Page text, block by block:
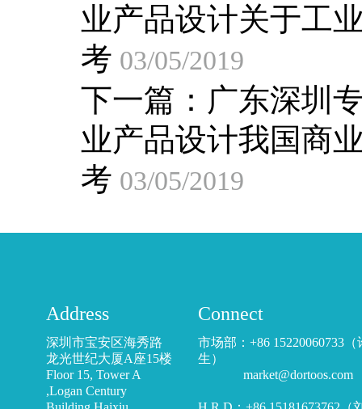
业产品设计关于工
考 03/05/2019
下一篇： 广东深圳
业产品设计我国商
考 03/05/2019
Address
深圳市宝安区海秀路
龙光世纪大厦A座15楼
Floor 15, Tower A
,Logan Century
Connect
市场部：+86 15220060733（
生）
market@dortoos.com